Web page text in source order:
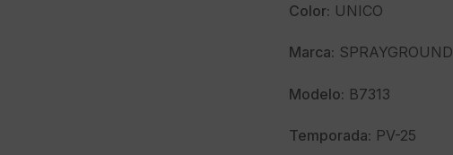
Color: UNICO
Marca: SPRAYGROUND
Modelo: B7313
Temporada: PV-25